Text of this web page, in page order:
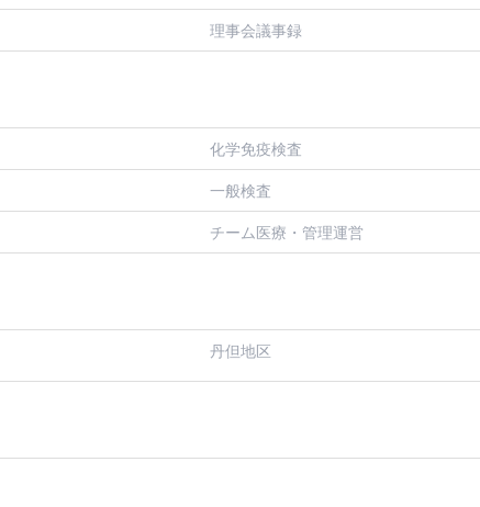
理事会議事録
化学免疫検査
一般検査
チーム医療・管理運営
丹但地区